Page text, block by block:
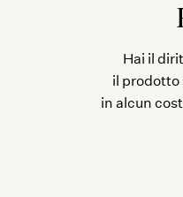
Hai il
il prodotto
in alcun